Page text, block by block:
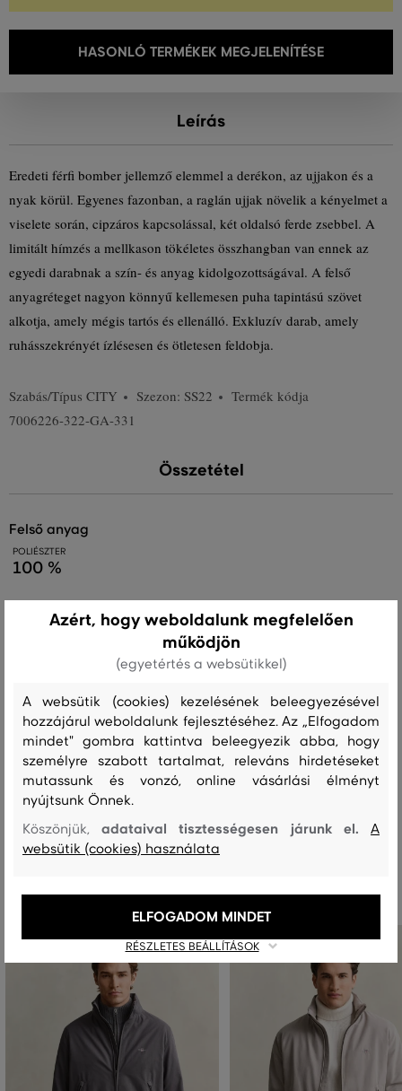
HASONLÓ TERMÉKEK MEGJELENÍTÉSE
Leírás
Eredeti férfi bomber jellemző elemmel a derékon, az ujjakon és a
nyak körül. Egyenes fazonban, a raglán ujjak növelik a kényelmet a
viselete során, cipzáros kapcsolással, két oldalsó ferde zsebbel. A
limitált hímzés a mellkason tökéletes összhangban van ennek az
egyedi darabnak a szín- és anyag kidolgozottságával. A felső
anyagréteget nagyon könnyű kellemesen puha tapintású szövet
alkotja, amely mégis tartós és ellenálló. Exkluzív darab, amely
ruhásszekrényét ízlésesen és ötletesen feldobja.
Szabás/Típus CITY Szezon: SS22
Termék kódja
7006226-322-GA-331
Összetétel
felső anyag
POLIÉSZTER
100 %
VISZKÓZ
Kezelési útmutató
FEHÉRÍTÉS SZÁRÍTÁS VASALÁS TISZTÍTÁS
Azért, hogy weboldalunk megfelelően
működjön
(egyetértés a websütikkel)
A websütik (cookies) kezelésének beleegyezésével
hozzájárul weboldalunk fejlesztéséhez. Az „Elfogadom
mindet" gombra kattintva beleegyezik abba, hogy
személyre szabott tartalmat, releváns hirdetéseket
mutassunk és vonzó, online vásárlási élményt
nyújtsunk Önnek.
Köszönjük,adataival tisztességesen járunk el.A
websütik (cookies) használata
RÉSZLETES BEÁLLÍTÁSOK
ELFOGADOM MINDET